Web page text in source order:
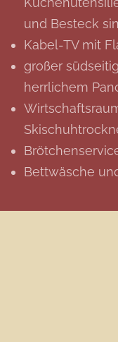
und Besteck
Kabel-TV mit
großer
herrlichem
Bettwäsche